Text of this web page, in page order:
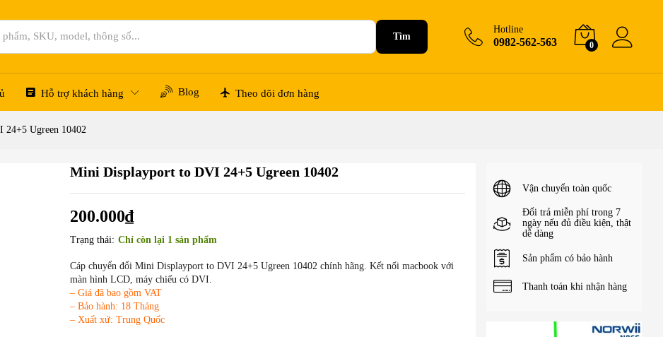
Tìm
Hotline
0982-562-563 0
Hỗ trợ khách hàng Blog Theo dõi đơn hàng
Ugreen 10402
Mini Displayport to DVI 24+5 Ugreen 10402
200.000₫
Trạng thái: Chỉ còn lại 1 sản phẩm
Cáp chuyển đổi Mini Displayport to DVI 24+5 Ugreen 10402 chính hãng. Kết nối macbook với
màn hình LCD, máy chiếu có DVI.
– Giá đã bao gồm VAT
– Bảo hành: 18 Tháng
– Xuất xứ: Trung Quốc
Vận chuyển toàn quốc
Đổi trả miễn phí trong 7
ngày nếu đủ điều kiện, thật
dễ dàng
Sản phẩm có bảo hành
Thanh toán khi nhận hàng